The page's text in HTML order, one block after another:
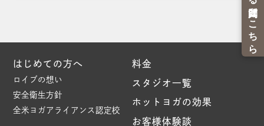
はじめての方へ
ロイブの想い
安全衛生方針
全米ヨガアライアンス認定校
料金
スタジオ一覧
ホットヨガの効果
お客様体験談